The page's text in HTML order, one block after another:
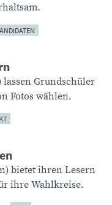
lassen Grundschüler
Fotos wählen.
bietet ihren Lesern
ihre Wahlkreise.